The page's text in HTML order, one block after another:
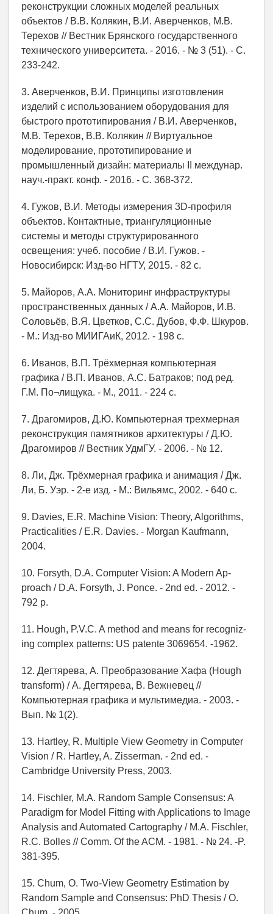
реконструкции сложных моделей реальных
объектов / В.В. Колякин, В.И. Аверченков, М.В.
Терехов // Вестник Брянского государственного
технического университета. - 2016. - № 3 (51). - С.
233-242.
3. Аверченков, В.И. Принципы изготовления
изделий с использованием оборудования для
быстрого прототипирования / В.И. Аверченков,
М.В. Терехов, В.В. Колякин // Виртуальное
моделирование, прототипирование и
промышленный дизайн: материалы II междунар.
науч.-практ. конф. - 2016. - С. 368-372.
4. Гужов, В.И. Методы измерения 3D-профиля
объектов. Контактные, триангуляционные
системы и методы структурированного
освещения: учеб. пособие / В.И. Гужов. -
Новосибирск: Изд-во НГТУ, 2015. - 82 с.
5. Майоров, А.А. Мониторинг инфраструктуры
пространственных данных / А.А. Майоров, И.В.
Соловьёв, В.Я. Цветков, С.С. Дубов, Ф.Ф. Шкуров.
- М.: Изд-во МИИГАиК, 2012. - 198 с.
6. Иванов, В.П. Трёхмерная компьютерная
графика / В.П. Иванов, А.С. Батраков; под ред.
Г.М. По¬лищука. - М., 2011. - 224 с.
7. Драгомиров, Д.Ю. Компьютерная трехмерная
реконструкция памятников архитектуры / Д.Ю.
Драгомиров // Вестник УдмГУ. - 2006. - № 12.
8. Ли, Дж. Трёхмерная графика и анимация / Дж.
Ли, Б. Уэр. - 2-е изд. - М.: Вильямс, 2002. - 640 с.
9. Davies, E.R. Machine Vision: Theory, Algorithms,
Practicalities / E.R. Davies. - Morgan Kaufmann,
2004.
10. Forsyth, D.A. Computer Vision: A Modern Ap-
proach / D.A. Forsyth, J. Ponce. - 2nd еd. - 2012. -
792 p.
11. Hough, P.V.C. A method and means for recogniz-
ing complex patterns: US patente 3069654. -1962.
12. Дегтярева, А. Преобразование Хафа (Hough
transform) / А. Дегтярева, В. Вежневец //
Компьютерная графика и мультимедиа. - 2003. -
Вып. № 1(2).
13. Hartley, R. Multiple View Geometry in Computer
Vision / R. Hartley, A. Zisserman. - 2nd ed. -
Cambridge University Press, 2003.
14. Fischler, M.A. Random Sample Consensus: A
Paradigm for Model Fitting with Applications to Image
Analysis and Automated Cartography / M.A. Fischler,
R.C. Bolles // Comm. Of the ACM. - 1981. - № 24. -P.
381-395.
15. Chum, O. Two-View Geometry Estimation by
Random Sample and Consensus: PhD Thesis / O.